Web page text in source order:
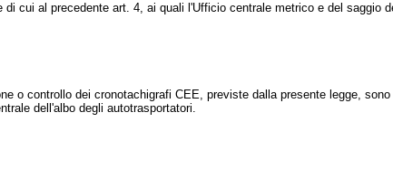
al precedente art. 4, ai quali l'Ufficio centrale metrico e del saggio
controllo dei cronotachigrafi CEE, previste dalla presente legge,
dell'albo degli autotrasportatori.